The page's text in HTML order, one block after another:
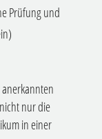
Prüfung und
nur die
in einer